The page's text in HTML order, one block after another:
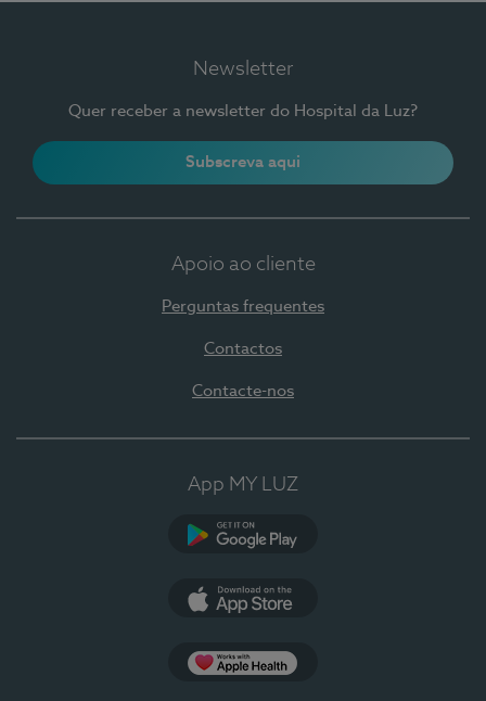
Newsletter
Quer receber a newsletter do Hospital da Luz?
Subscreva aqui
Apoio ao cliente
Perguntas frequentes
Contactos
Contacte-nos
App MY LUZ